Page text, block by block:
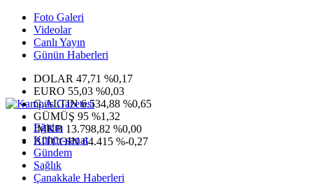
Foto Galeri
Videolar
Canlı Yayın
Günün Haberleri
DOLAR 47,71 %0,17
EURO 55,03 %0,03
G.ALTIN6.534,88 %0,65
GÜMÜŞ 95 %1,32
IMKB 13.798,82 %0,00
BITCOIN64.415 %-0,27
Eğitim
Kültür-sanat
Gündem
Sağlık
Çanakkale Haberleri